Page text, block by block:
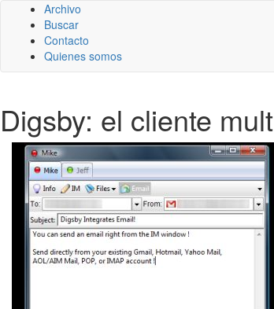
Archivo
Buscar
Contacto
Quienes somos
Digsby: el cliente